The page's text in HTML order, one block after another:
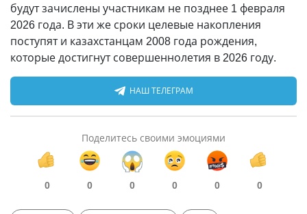
будут зачислены участникам не позднее 1 февраля
2026 года. В эти же сроки целевые накопления
поступят и казахстанцам 2008 года рождения,
которые достигнут совершеннолетия в 2026 году.
НАШ ТЕЛЕГРАМ
Поделитесь своими эмоциями
0 0 0 0 0 0